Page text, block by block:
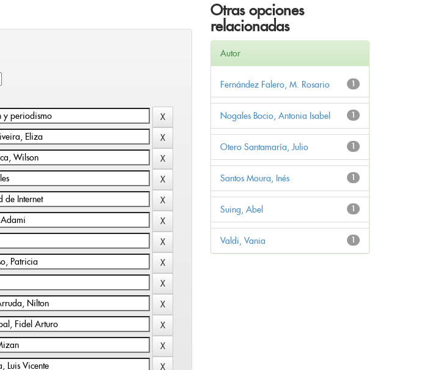
Otras opciones
relacionadas
Autor
1
Fernández Falero, M. Rosario
1
Nogales Bocio, Antonia Isabel
1
Otero Santamaría, Julio
1
Santos Moura, Inés
1
Suing, Abel
1
Valdi, Vania